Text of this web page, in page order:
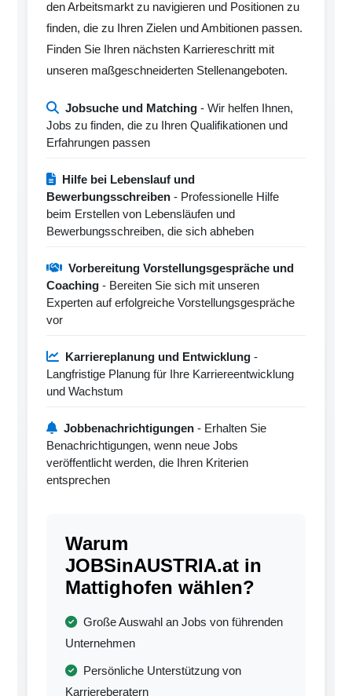
den Arbeitsmarkt zu navigieren und Positionen zu
finden, die zu Ihren Zielen und Ambitionen passen.
Finden Sie Ihren nächsten Karriereschritt mit
unseren maßgeschneiderten Stellenangeboten.
Jobsuche und Matching - Wir helfen Ihnen,
Jobs zu finden, die zu Ihren Qualifikationen und
Erfahrungen passen
Hilfe bei Lebenslauf und
Bewerbungsschreiben - Professionelle Hilfe
beim Erstellen von Lebensläufen und
Bewerbungsschreiben, die sich abheben
Vorbereitung Vorstellungsgespräche und
Coaching - Bereiten Sie sich mit unseren
Experten auf erfolgreiche Vorstellungsgespräche
vor
Karriereplanung und Entwicklung -
Langfristige Planung für Ihre Karriereentwicklung
und Wachstum
Jobbenachrichtigungen - Erhalten Sie
Benachrichtigungen, wenn neue Jobs
veröffentlicht werden, die Ihren Kriterien
entsprechen
Warum
JOBSinAUSTRIA.at in
Mattighofen wählen?
Große Auswahl an Jobs von führenden
Unternehmen
Persönliche Unterstützung von
Karriereberatern